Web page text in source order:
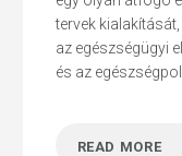
tervek
az egészségügyi
és az
READ MORE